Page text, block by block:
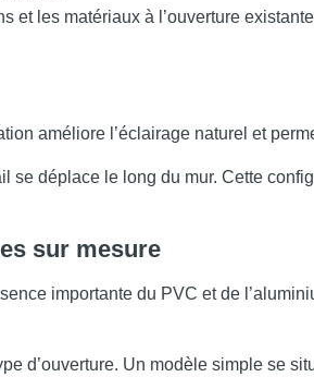
et les matériaux à l’ouverture
améliore l’éclairage naturel et
déplace le long du mur. Cette
sur mesure
importante du PVC et de
d’ouverture. Un modèle simple se